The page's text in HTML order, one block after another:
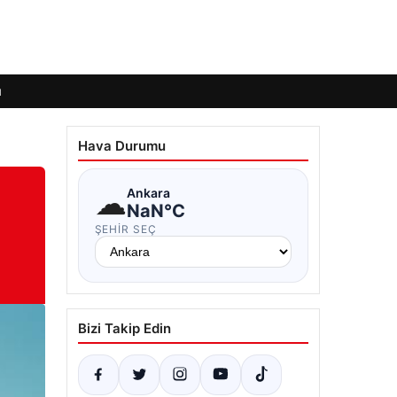
Hava Durumu
☁Ankara
NaN°C
ŞEHIR SEÇ
Bizi Takip Edin